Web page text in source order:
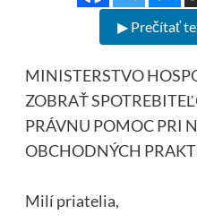
▶ Prečítať
MINISTERSTVO
ZOBRAŤ
PRÁVNU POMOC PRI
OBCHODNÝCH
Milí priatelia,